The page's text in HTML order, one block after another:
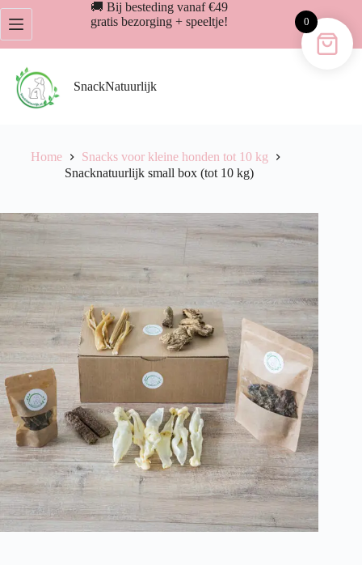
Ga
naar
inhoud
🚚 Bij besteding vanaf €49
gratis bezorging + speeltje!
SnackNatuurlijk
Home
Snacks voor kleine honden tot 10 kg
Snacknatuurlijk small box (tot 10 kg)
0